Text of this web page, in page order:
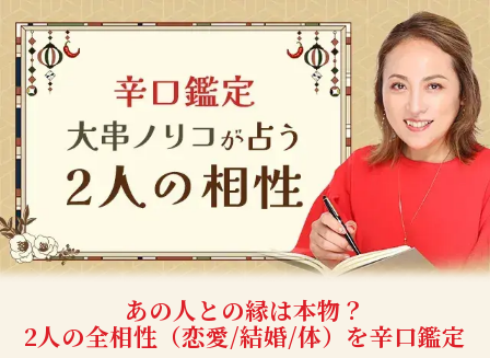
あの人との縁は本物？
2人の全相性（恋愛/結婚/体）を辛口鑑定